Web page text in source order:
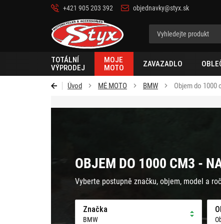
+421 905 203 392 objednavky@styx.sk
Styx-
cz
TOTÁLNÍ
VÝPRODEJ
MOJE
MOTO
ZAVAZADLO
Úvod MÉ MOTO BMW Objem do 1000
OBJEM DO 1000 CM3 -
Vyberte postupně značku, objem, model a
Značka
BMW